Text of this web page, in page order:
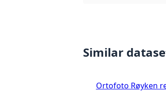
Similar
Ortofoto Røyken